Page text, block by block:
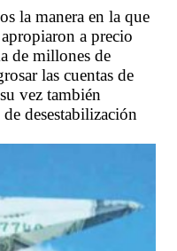
la manera en la que
a precio
de millones de
las cuentas de
vez también
desestabilización